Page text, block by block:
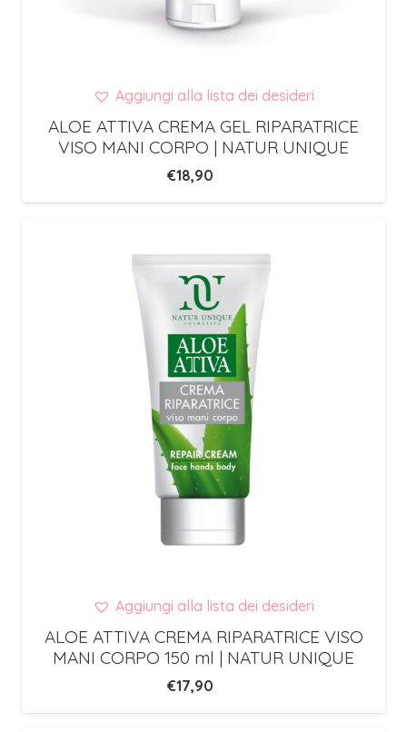
Aggiungi alla lista dei desideri
ALOE ATTIVA CREMA GEL RIPARATRICE
VISO MANI CORPO | NATUR UNIQUE
€18,90
Aggiungi alla lista dei desideri
ALOE ATTIVA CREMA RIPARATRICE VISO
MANI CORPO 150 ml | NATUR UNIQUE
€17,90